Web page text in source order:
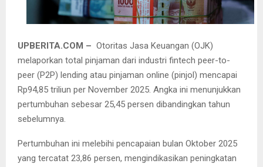
UPBERITA.COM – Otoritas Jasa Keuangan (OJK)
melaporkan total pinjaman dari industri fintech peer-to-
peer (P2P) lending atau pinjaman online (pinjol) mencapai
Rp94,85 triliun per November 2025. Angka ini menunjukkan
pertumbuhan sebesar 25,45 persen dibandingkan tahun
sebelumnya.
Pertumbuhan ini melebihi pencapaian bulan Oktober 2025
yang tercatat 23,86 persen, mengindikasikan peningkatan